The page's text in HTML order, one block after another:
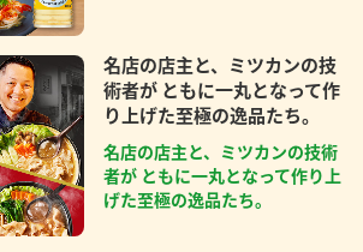
名店の店主と、ミツカンの技
術者が ともに一丸となって作
り上げた至極の逸品たち。
名店の店主と、ミツカンの技術
者が ともに一丸となって作り上
げた至極の逸品たち。